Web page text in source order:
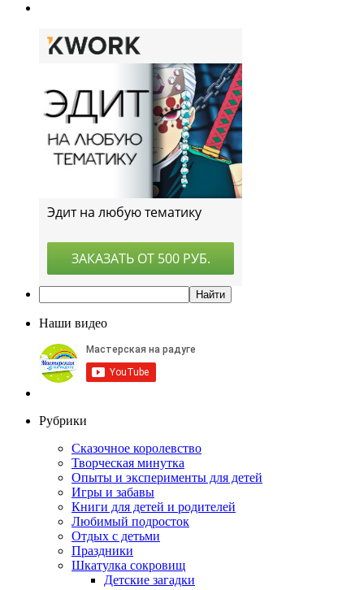
Наши видео
Рубрики
Сказочное королевство
Творческая минутка
Опыты и эксперименты для детей
Игры и забавы
Книги для детей и родителей
Любимый подросток
Отдых с детьми
Праздники
Шкатулка сокровищ
Детские загадки